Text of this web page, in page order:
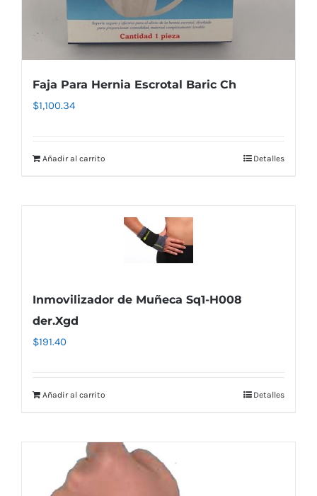
Faja Para Hernia Escrotal Baric Ch
$1,100.34
Añadir al carrito Detalles
Inmovilizador de Muñeca Sq1-H008
der.Xgd
$191.40
Añadir al carrito Detalles